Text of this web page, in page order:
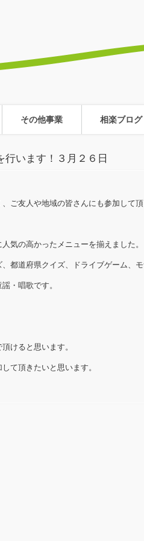
その他事業 相楽ブログ
行います！３月２６日
ご友人や地域の皆さんにも参加して
気の高かったメニューを揃えました。
都道府県クイズ、ドライブゲーム、
・唱歌です。
けると思います。
て頂きたいと思います。